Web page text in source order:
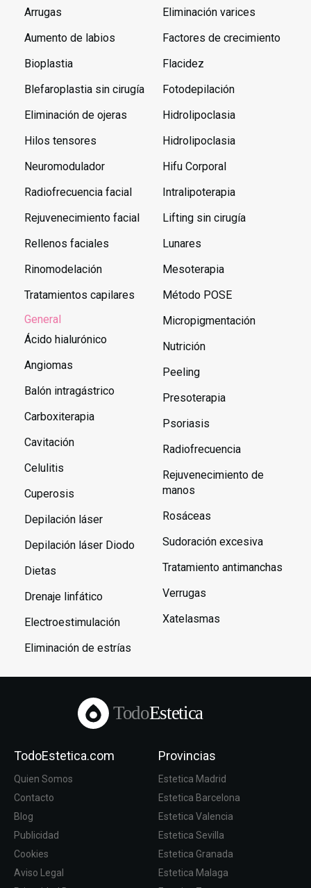
Arrugas
Aumento de labios
Bioplastia
Blefaroplastia sin cirugía
Eliminación de ojeras
Hilos tensores
Neuromodulador
Radiofrecuencia facial
Rejuvenecimiento facial
Rellenos faciales
Rinomodelación
Tratamientos capilares
General
Ácido hialurónico
Angiomas
Balón intragástrico
Carboxiterapia
Cavitación
Celulitis
Cuperosis
Depilación láser
Depilación láser Diodo
Dietas
Drenaje linfático
Electroestimulación
Eliminación de estrías
Eliminación varices
Factores de crecimiento
Flacidez
Fotodepilación
Hidrolipoclasia
Hidrolipoclasia
Hifu Corporal
Intralipoterapia
Lifting sin cirugía
Lunares
Mesoterapia
Método POSE
Micropigmentación
Nutrición
Peeling
Presoterapia
Psoriasis
Radiofrecuencia
Rejuvenecimiento de
manos
Rosáceas
Sudoración excesiva
Tratamiento antimanchas
Verrugas
Xatelasmas
TodoEstetica
TodoEstetica.com
Quien Somos
Contacto
Blog
Publicidad
Cookies
Aviso Legal
Provincias
Estetica Madrid
Estetica Barcelona
Estetica Valencia
Estetica Sevilla
Estetica Granada
Estetica Malaga